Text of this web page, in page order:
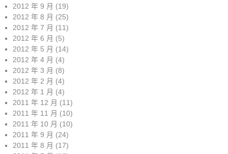
2012 年 9 月 (19)
2012 年 8 月 (25)
2012 年 7 月 (11)
2012 年 6 月 (5)
2012 年 5 月 (14)
2012 年 4 月 (4)
2012 年 3 月 (8)
2012 年 2 月 (4)
2012 年 1 月 (4)
2011 年 12 月 (11)
2011 年 11 月 (10)
2011 年 10 月 (10)
2011 年 9 月 (24)
2011 年 8 月 (17)